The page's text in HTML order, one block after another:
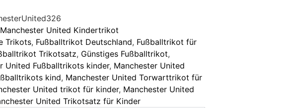
Manchester United Kindertrikot
Trikots, Fußballtrikot Deutschland, Fußballtrikot für
Trikotsatz, Günstiges Fußballtrikot,
United Fußballtrikots kinder, Manchester United
kind, Manchester United Torwarttrikot für
United trikot für kinder, Manchester United
United Trikotsatz für Kinder